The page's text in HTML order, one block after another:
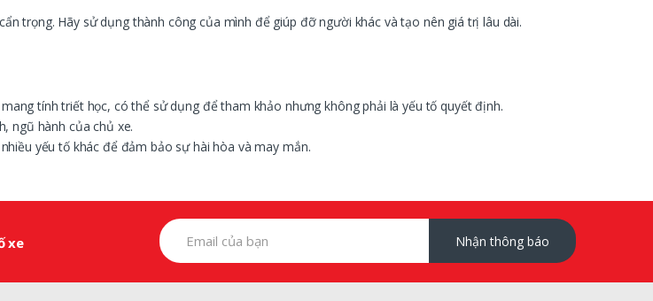
trọng. Hãy sử dụng thành công của mình để giúp đỡ người khác và tạo nên giá trị lâu dài.
tính triết học, có thể sử dụng để tham khảo nhưng không phải là yếu tố quyết định.
ngũ hành của chủ xe.
yếu tố khác để đảm bảo sự hài hòa và may mắn.
xe Nhận thông báo